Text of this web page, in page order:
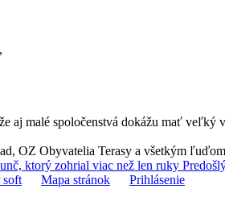
aj malé spoločenstvá dokážu mať
OZ Obyvatelia Terasy a všetkým
ktorý zohrial viac než len ruky
soft Mapa stránok Prihlásenie